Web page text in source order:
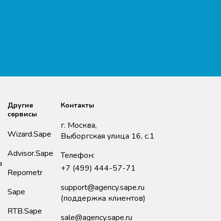
Другие
сервисы
Wizard.Sape
Advisor.Sape
Repometr
Sape
RTB.Sape
Контакты
г. Москва,
Выборгская улица 16, с.1
Телефон:
+7 (499) 444-57-71
support@agency.sape.ru
(поддержка клиентов)
sale@agency.sape.ru